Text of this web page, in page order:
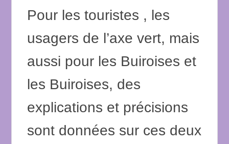
Pour les touristes , les
usagers de l’axe vert, mais
aussi pour les Buiroises et
les Buiroises, des
explications et précisions
sont données sur ces deux